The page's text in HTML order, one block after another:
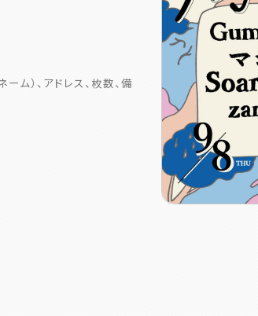
ム）、アドレス、枚数、備